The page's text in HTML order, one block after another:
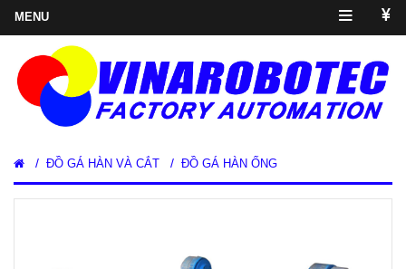
/ ĐỒ GÁ HÀN VÀ CẮT / ĐỒ GÁ HÀN ỐNG